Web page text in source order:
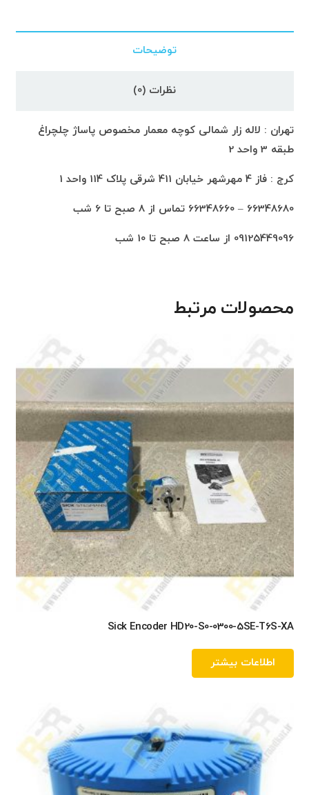
توضیحات
نظرات (0)
تهران : لاله زار شمالی کوچه معمار مخصوص پاساژ چلچراغ
طبقه 3 واحد 2
کرج : فاز 4 مهرشهر خیابان 411 شرقی پلاک 114 واحد 1
66348680 – 66348660 تماس از 8 صبح تا 6 شب
09125449096 از ساعت 8 صبح تا 10 شب
محصولات مرتبط
Sick Encoder HD20-S0-0300-5SE-T6S-XA
اطلاعات بیشتر